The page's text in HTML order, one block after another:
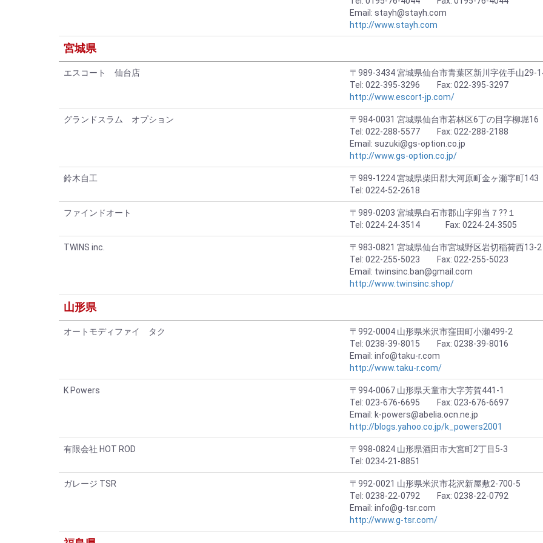
Email: stayh@stayh.com
http://www.stayh.com
宮城県
エスコート 仙台店
〒989-3434 宮城県仙台市青葉区新川字佐手山29-
Tel: 022-395-3296 Fax: 022-395-3297
http://www.escort-jp.com/
グランドスラム オプション
〒984-0031 宮城県仙台市若林区6丁の目字柳堀16
Tel: 022-288-5577 Fax: 022-288-2188
Email: suzuki@gs-option.co.jp
http://www.gs-option.co.jp/
鈴木自工
〒989-1224 宮城県柴田郡大河原町金ヶ瀬字町143
Tel: 0224-52-2618
ファインドオート
〒989-0203 宮城県白石市郡山字卯当７??１
Tel: 0224-24-3514 Fax: 0224-24-3505
TWINS inc.
〒983-0821 宮城県仙台市宮城野区岩切稲荷西13-2
Tel: 022-255-5023 Fax: 022-255-5023
Email: twinsinc.ban@gmail.com
http://www.twinsinc.shop/
山形県
オートモディファイ タク
〒992-0004 山形県米沢市窪田町小瀬499-2
Tel: 0238-39-8015 Fax: 0238-39-8016
Email: info@taku-r.com
http://www.taku-r.com/
K Powers
〒994-0067 山形県天童市大字芳賀441-1
Tel: 023-676-6695 Fax: 023-676-6697
Email: k-powers@abelia.ocn.ne.jp
http://blogs.yahoo.co.jp/k_powers2001
有限会社 HOT ROD
〒998-0824 山形県酒田市大宮町2丁目5-3
Tel: 0234-21-8851
ガレージ TSR
〒992-0021 山形県米沢市花沢新屋敷2-700-5
Tel: 0238-22-0792 Fax: 0238-22-0792
Email: info@g-tsr.com
http://www.g-tsr.com/